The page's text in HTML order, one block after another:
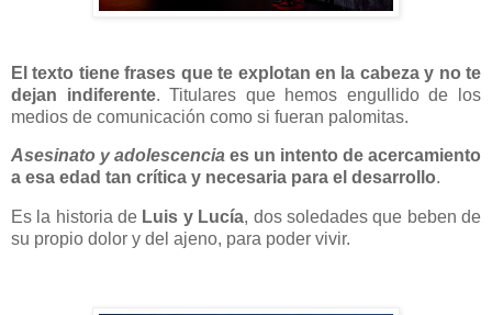
El texto tiene frases que te explotan en la cabeza y no te
dejan indiferente. Titulares que hemos engullido de los
medios de comunicación como si fueran palomitas.
Asesinato y adolescencia es un intento de acercamiento
a esa edad tan crítica y necesaria para el desarrollo.
Es la historia de Luis y Lucía, dos soledades que beben de
su propio dolor y del ajeno, para poder vivir.